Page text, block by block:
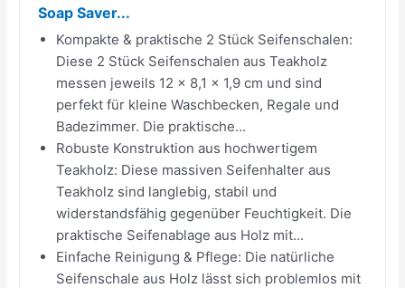
Soap Saver...
Kompakte & praktische 2 Stück Seifenschalen:
Diese 2 Stück Seifenschalen aus Teakholz
messen jeweils 12 x 8,1 x 1,9 cm und sind
perfekt für kleine Waschbecken, Regale und
Badezimmer. Die praktische...
Robuste Konstruktion aus hochwertigem
Teakholz: Diese massiven Seifenhalter aus
Teakholz sind langlebig, stabil und
widerstandsfähig gegenüber Feuchtigkeit. Die
praktische Seifenablage aus Holz mit...
Einfache Reinigung & Pflege: Die natürliche
Seifenschale aus Holz lässt sich problemlos mit